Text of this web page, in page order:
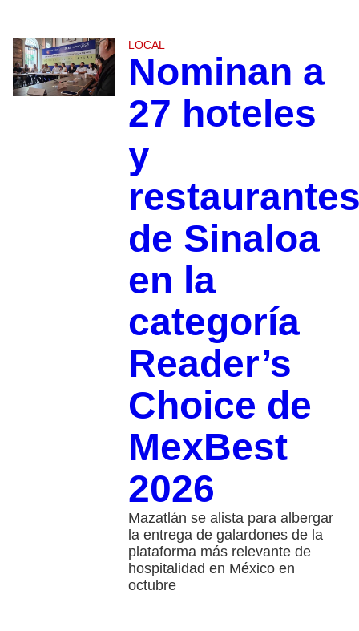
LOCAL
Nominan a
27 hoteles
y
de Sinaloa
en la
categoría
Reader’s
Choice de
MexBest
2026
Mazatlán se alista para albergar
la entrega de galardones de la
plataforma más relevante de
hospitalidad en México en
octubre